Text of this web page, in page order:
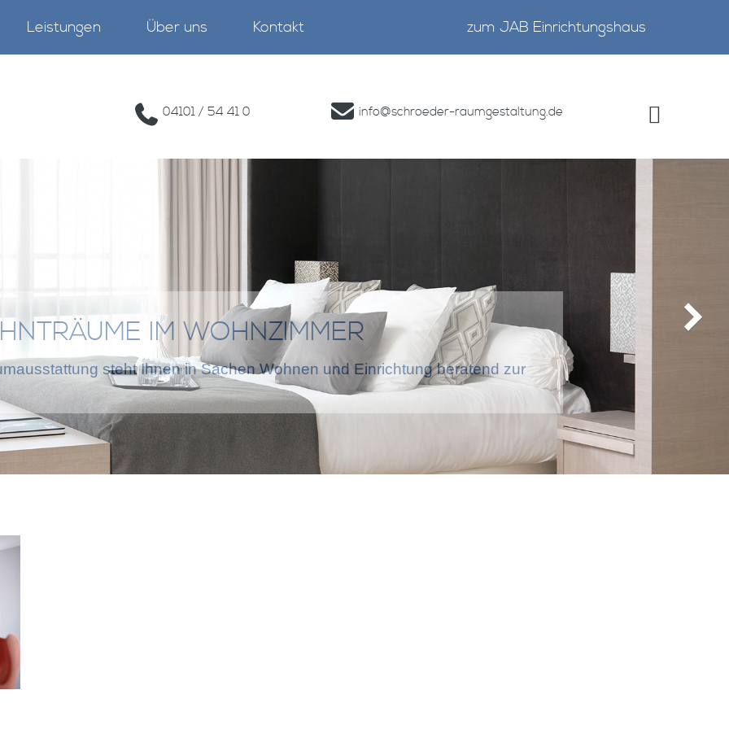
Leistungen Über uns Kontakt zum JAB Einrichtungshaus
04101 / 54 41 0 info@schroeder-raumgestaltung.de
IM WOHNZIMMER
steht Ihnen in Sachen Wohnen und Einrichtung beratend zur